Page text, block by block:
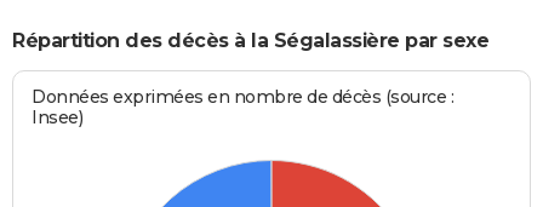
Répartition des décès à la Ségalassière par sexe
Données exprimées en nombre de décès (source :
Insee)